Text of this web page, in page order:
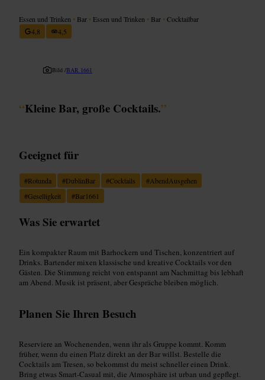
Essen und Trinken • Bar • Essen und Trinken • Bar •Cocktailbar
4,8
4,5
Bild /BAR 1661
“Kleine Bar, große Cocktails.”
Geeignet für
#Rotunda #DublinBar #Cocktails #AbendAusgehen
#Geselligkeit #Bar1661
Was Sie erwartet
Ein kompakter Raum mit Barhockern und Tischen, konzentriert auf
Drinks. Bartender mixen klassische und kreative Cocktails vor den
Gästen. Die Stimmung reicht von entspannt am Nachmittag bis lebhaft
am Abend. Musik ist präsent, aber Gespräche bleiben möglich.
Planen Sie Ihren Besuch
Reserviere an Wochenenden, wenn ihr als Gruppe kommt. Komm
früher, wenn du einen Platz direkt an der Bar willst. Bestelle die
Cocktails am Tresen, so bekommst du meist schneller einen Drink.
Bring etwas Smart‑Casual mit, die Atmosphäre ist urban und gepflegt.